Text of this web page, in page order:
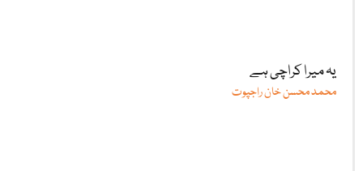
یہ میرا کراچی ہے
محمد محسن خان راجپوت